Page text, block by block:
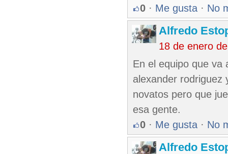
0 · Me gusta · No
Alfredo
18 de enero
En el equipo que va
alexander rodriguez
novatos pero que
esa gente.
0 · Me gusta · No
Alfredo